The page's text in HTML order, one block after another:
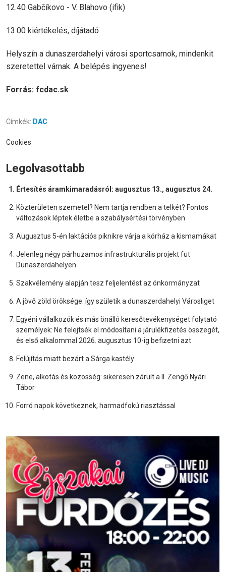
12.40 Gabčíkovo - V. Blahovo (ifik)
13.00 kiértékelés, díjátadó
Helyszín a dunaszerdahelyi városi sportcsarnok, mindenkit
szeretettel várnak. A belépés ingyenes!
Forrás: fcdac.sk
Címkék: DAC
Cookies
Legolvasottabb
Értesítés áramkimaradásról: augusztus 13., augusztus 24.
Közterületen szemetel? Nem tartja rendben a telkét? Fontos
változások léptek életbe a szabálysértési törvényben
Augusztus 5-én laktációs piknikre várja a kórház a kismamákat
Jelenleg négy párhuzamos infrastrukturális projekt fut
Dunaszerdahelyen
Szakvélemény alapján tesz feljelentést az önkormányzat
A jövő zöld öröksége: így születik a dunaszerdahelyi Városliget
Egyéni vállalkozók és más önálló keresőtevékenységet folytató
személyek: Ne felejtsék el módosítani a járulékfizetés összegét,
és első alkalommal 2026. augusztus 10-ig befizetni azt
Felújítás miatt bezárt a Sárga kastély
Zene, alkotás és közösség: sikeresen zárult a II. Zengő Nyári
Tábor
Forró napok következnek, harmadfokú riasztással